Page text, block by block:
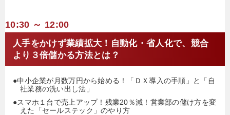
10:30 ～ 12:00
人手をかけず業績拡大！自動化・省人化で、競合
より３倍儲かる方法とは？
●中小企業が月数万円から始める！「ＤＸ導入の手順」と「自
社業務の洗い出し法」
●スマホ１台で売上アップ！残業20％減！営業部の儲け方を変
えた「セールステック」のやり方